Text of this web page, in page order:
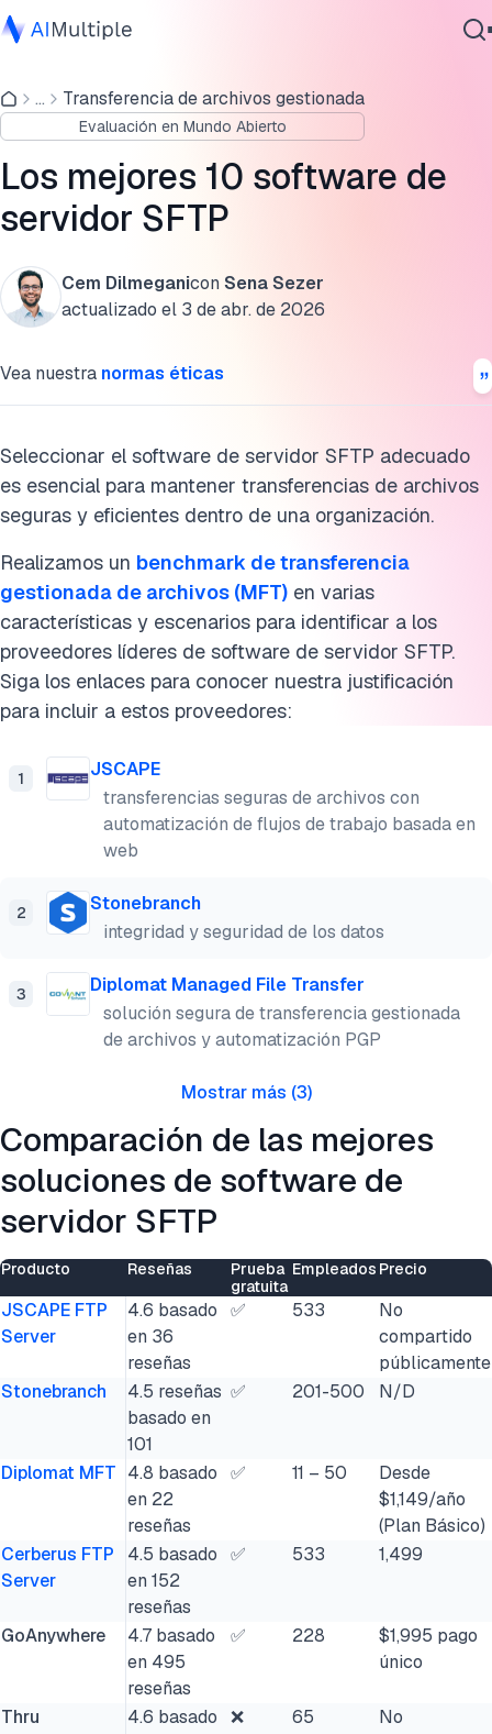
IA agencial
Ciberseguridad
Software empresarial
Servicios
... Transferencia de archivos gestionada
Evaluación en Mundo Abierto
Los mejores 10 software de
servidor SFTP
Cem Dilmeganicon Sena Sezer
actualizado el 3 de abr. de 2026
Vea nuestra normas éticas
Seleccionar el software de servidor SFTP adecuado
es esencial para mantener transferencias de archivos
seguras y eficientes dentro de una organización.
Realizamos un benchmark de transferencia
gestionada de archivos (MFT) en varias
características y escenarios para identificar a los
proveedores líderes de software de servidor SFTP.
Siga los enlaces para conocer nuestra justificación
para incluir a estos proveedores:
1
JSCAPE
transferencias seguras de archivos con
automatización de flujos de trabajo basada en
web
2
Stonebranch
integridad y seguridad de los datos
3
Diplomat Managed File Transfer
solución segura de transferencia gestionada
de archivos y automatización PGP
Mostrar más (3)
Comparación de las mejores
soluciones de software de
servidor SFTP
Producto Reseñas
Prueba
gratuita
Empleados Precio
JSCAPE FTP
Server
4.6 basado
en 36
reseñas
✅ 533
No
compartido
públicamente
Stonebranch
4.5 reseñas
basado en
101
✅ 201-500 N/D
Diplomat MFT 4.8 basado
en 22
reseñas
✅ 11 – 50
Desde
$1,149/año
(Plan Básico)
Cerberus FTP
Server
4.5 basado
en 152
reseñas
✅ 533 1,499
GoAnywhere
4.7 basado
en 495
reseñas
✅ 228
$1,995 pago
único
Thru
4.6 basado
❌ 65
No
¿Cómo elegimos a los mejores proveedores de software de
servidor SFTP?
Las 10 mejores soluciones de servidor SFTP analizadas
Cita este benchmark